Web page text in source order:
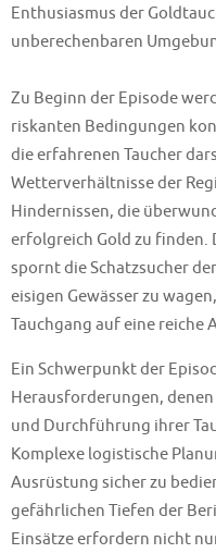
Enthusiasmus der
unberechenbaren
Zu Beginn der Episode
riskanten Bedingungen
die erfahrenen Taucher
Wetterverhältnisse der
Hindernissen, die
erfolgreich Gold zu finden.
spornt die Schatzsucher
eisigen Gewässer zu
Tauchgang auf eine reiche
Ein Schwerpunkt der
Herausforderungen,
und Durchführung ihrer
Komplexe logistische
Ausrüstung sicher zu
gefährlichen Tiefen der
Einsätze erfordern nicht